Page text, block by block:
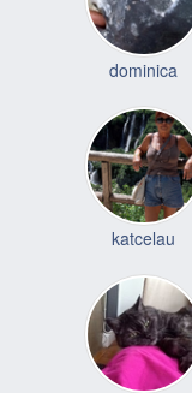
dominica
katcelau